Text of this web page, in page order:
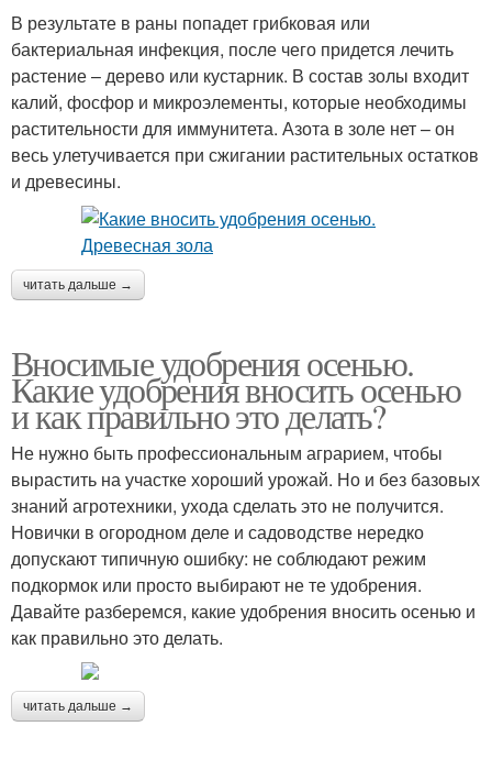
В результате в раны попадет грибковая или
бактериальная инфекция, после чего придется лечить
растение – дерево или кустарник. В состав золы входит
калий, фосфор и микроэлементы, которые необходимы
растительности для иммунитета. Азота в золе нет – он
весь улетучивается при сжигании растительных остатков
и древесины.
читать дальше →
Вносимые удобрения осенью.
Какие удобрения вносить осенью
и как правильно это делать?
Не нужно быть профессиональным аграрием, чтобы
вырастить на участке хороший урожай. Но и без базовых
знаний агротехники, ухода сделать это не получится.
Новички в огородном деле и садоводстве нередко
допускают типичную ошибку: не соблюдают режим
подкормок или просто выбирают не те удобрения.
Давайте разберемся, какие удобрения вносить осенью и
как правильно это делать.
читать дальше →